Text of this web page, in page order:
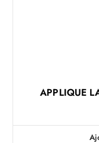
APPLIQUE